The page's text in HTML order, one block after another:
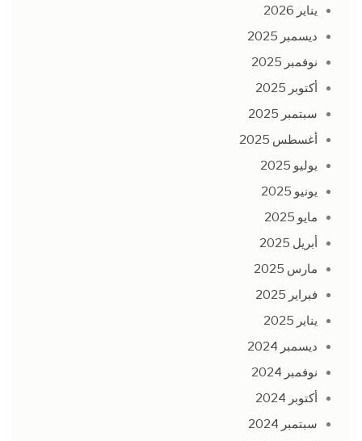
يناير 2026
ديسمبر 2025
نوفمبر 2025
أكتوبر 2025
سبتمبر 2025
أغسطس 2025
يوليو 2025
يونيو 2025
مايو 2025
أبريل 2025
مارس 2025
فبراير 2025
يناير 2025
ديسمبر 2024
نوفمبر 2024
أكتوبر 2024
سبتمبر 2024